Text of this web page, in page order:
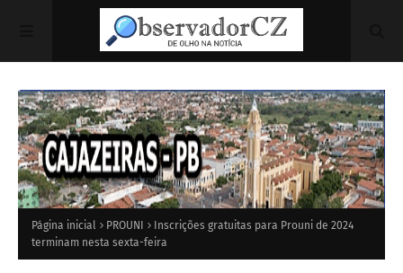
Página inicial PROUNI
Inscrições gratuitas para Prouni de 2024
terminam nesta sexta-feira